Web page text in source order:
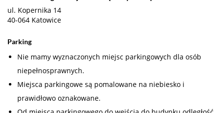
ul. Kopernika 14
40-064 Katowice
Parking
Nie mamy wyznaczonych miejsc parkingowych dla osób
niepełnosprawnych.
Miejsca parkingowe są pomalowane na niebiesko i
prawidłowo oznakowane.